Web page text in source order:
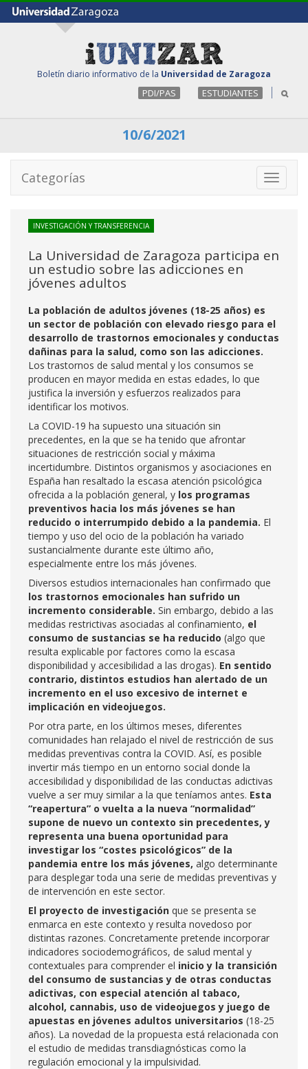
Boletín diario informativo de la Universidad de Zaragoza
PDI/PAS ESTUDIANTES
10/6/2021
Toggle
Categorías
INVESTIGACIÓN Y TRANSFERENCIA
La Universidad de Zaragoza participa en
un estudio sobre las adicciones en
jóvenes adultos
La población de adultos jóvenes (18-25 años) es
un sector de población con elevado riesgo para el
desarrollo de trastornos emocionales y conductas
dañinas para la salud, como son las adicciones.
Los trastornos de salud mental y los consumos se
producen en mayor medida en estas edades, lo que
justifica la inversión y esfuerzos realizados para
identificar los motivos.
La COVID-19 ha supuesto una situación sin
precedentes, en la que se ha tenido que afrontar
situaciones de restricción social y máxima
incertidumbre. Distintos organismos y asociaciones en
España han resaltado la escasa atención psicológica
ofrecida a la población general, y los programas
preventivos hacia los más jóvenes se han
reducido o interrumpido debido a la pandemia. El
tiempo y uso del ocio de la población ha variado
sustancialmente durante este último año,
especialmente entre los más jóvenes.
Diversos estudios internacionales han confirmado que
los trastornos emocionales han sufrido un
incremento considerable. Sin embargo, debido a las
medidas restrictivas asociadas al confinamiento, el
consumo de sustancias se ha reducido (algo que
resulta explicable por factores como la escasa
disponibilidad y accesibilidad a las drogas). En sentido
contrario, distintos estudios han alertado de un
incremento en el uso excesivo de internet e
implicación en videojuegos.
Por otra parte, en los últimos meses, diferentes
comunidades han relajado el nivel de restricción de sus
medidas preventivas contra la COVID. Así, es posible
invertir más tiempo en un entorno social donde la
accesibilidad y disponibilidad de las conductas adictivas
vuelve a ser muy similar a la que teníamos antes. Esta
“reapertura” o vuelta a la nueva “normalidad”
supone de nuevo un contexto sin precedentes, y
representa una buena oportunidad para
investigar los “costes psicológicos” de la
pandemia entre los más jóvenes, algo determinante
para desplegar toda una serie de medidas preventivas y
de intervención en este sector.
El proyecto de investigación que se presenta se
enmarca en este contexto y resulta novedoso por
distintas razones. Concretamente pretende incorporar
indicadores sociodemográficos, de salud mental y
contextuales para comprender el inicio y la transición
del consumo de sustancias y de otras conductas
adictivas, con especial atención al tabaco,
alcohol, cannabis, uso de videojuegos y juego de
apuestas en jóvenes adultos universitarios (18-25
años). La novedad de la propuesta está relacionada con
el estudio de medidas transdiagnósticas como la
regulación emocional y la impulsividad.